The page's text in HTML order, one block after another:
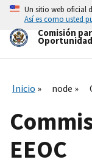
Skip
main
content
Un sitio web oficial
Así es como usted
Comisión
Inicio node
EEOC